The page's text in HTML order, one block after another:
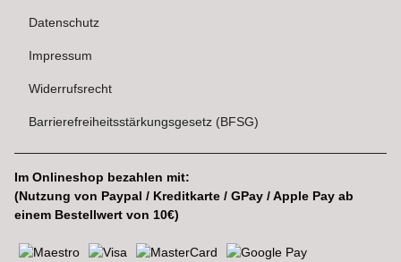
Datenschutz
Impressum
Widerrufsrecht
Barrierefreiheitsstärkungsgesetz (BFSG)
Im Onlineshop bezahlen mit:
(Nutzung von Paypal / Kreditkarte / GPay / Apple Pay ab
einem Bestellwert von 10€)